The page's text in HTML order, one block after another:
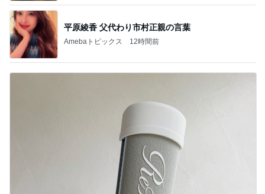
平原綾香 父代わり市村正親の言葉
Amebaトピックス 12時間前